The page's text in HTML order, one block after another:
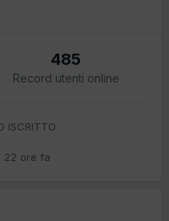
485
Record utenti online
ISCRITTO
22 ore fa